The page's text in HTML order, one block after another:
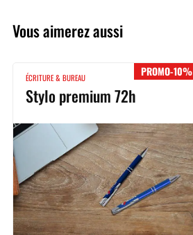
Vous aimerez aussi
PROMO-10%
ÉCRITURE & BUREAU
Stylo premium 72h